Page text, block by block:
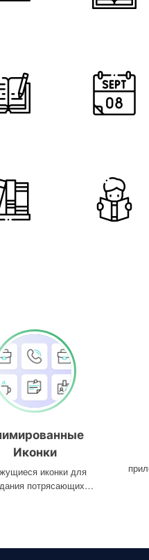
Иконки
иконки для
потрясающих